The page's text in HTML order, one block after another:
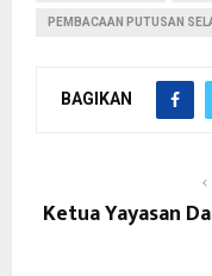
PEMBACAAN PUTUSAN
BAGIKAN
Ketua Yayasan